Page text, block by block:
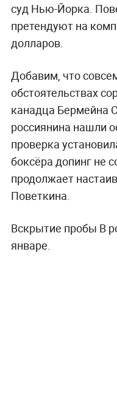
суд Нью-Йорка.
претендуют на
долларов.
Добавим, что
обстоятельствах
канадца Бермейна
россиянина нашли
проверка
боксёра допинг не
продолжает
Поветкина.
Вскрытие пробы В
январе.